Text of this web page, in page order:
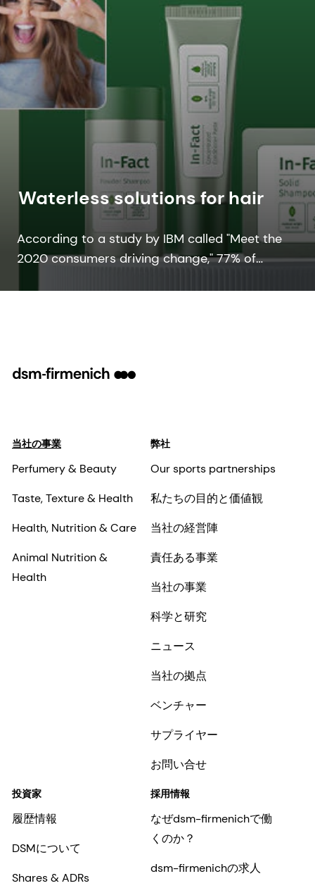
Waterless solutions for hair
According to a study by IBM called "Meet the
2020 consumers driving change," 77% of
当社の事業
Perfumery & Beauty
Taste, Texture & Health
Health, Nutrition & Care
Animal Nutrition &
Health
弊社
Our sports partnerships
私たちの目的と価値観
当社の経営陣
責任ある事業
当社の事業
科学と研究
ニュース
当社の拠点
ベンチャー
サプライヤー
お問い合せ
投資家
履歴情報
DSMについて
Shares & ADRs
採用情報
なぜdsm-firmenichで働
くのか？
dsm-firmenichの求人